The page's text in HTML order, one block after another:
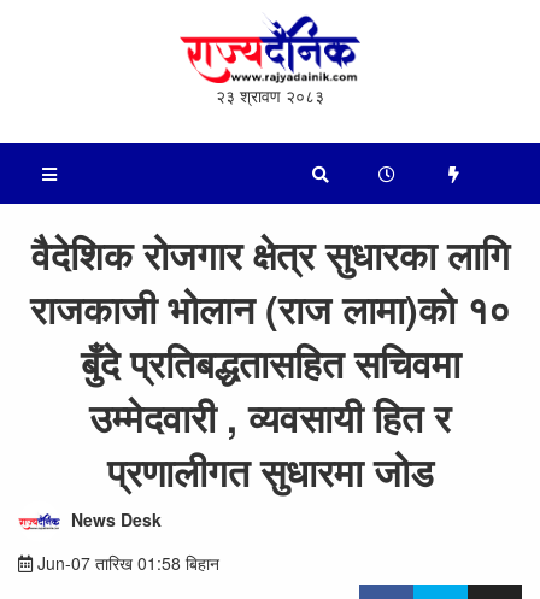
२३ श्रावण २०८३
वैदेशिक रोजगार क्षेत्र सुधारका लागि
राजकाजी भोलान (राज लामा)को १०
बुँदे प्रतिबद्धतासहित सचिवमा
उम्मेदवारी , व्यवसायी हित र
प्रणालीगत सुधारमा जोड
News Desk
Jun-07 तारिख 01:58 बिहान